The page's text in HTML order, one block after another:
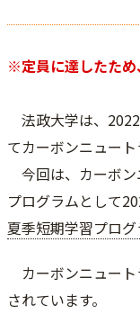
※定員に達したため
法政大学は、
てカーボンニュート
今回は、カーボン
プログラムとして
夏季短期学習プログ
カーボンニュート
されています。